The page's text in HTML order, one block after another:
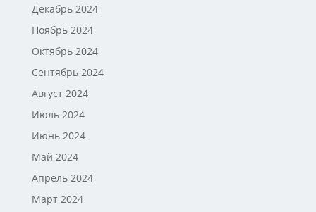
Декабрь 2024
Ноябрь 2024
Октябрь 2024
Сентябрь 2024
Август 2024
Июль 2024
Июнь 2024
Май 2024
Апрель 2024
Март 2024